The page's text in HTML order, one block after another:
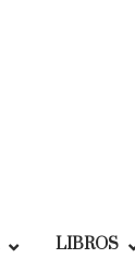
LIBROS